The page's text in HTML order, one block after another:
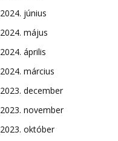
2024. június
2024. május
2024. április
2024. március
2023. december
2023. november
2023. október